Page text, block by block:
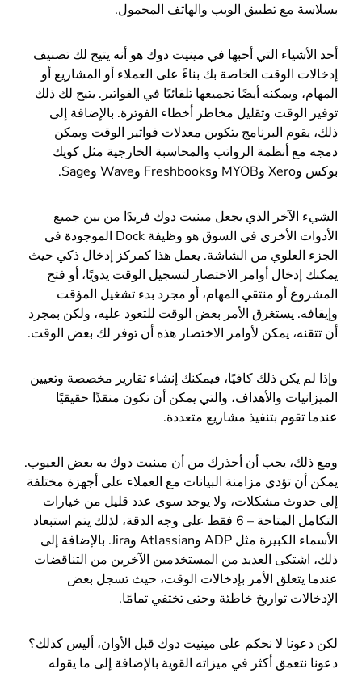
بسلاسة مع تطبيق الويب والهاتف المحمول.
أحد الأشياء التي أحبها في مينيت دوك هو أنه يتيح لك تصنيف
إدخالات الوقت الخاصة بك بناءً على العملاء أو المشاريع أو
المهام، ويمكنه أيضًا تجميعها تلقائيًا في الفواتير. يتيح لك ذلك
توفير الوقت وتقليل مخاطر أخطاء الفوترة. بالإضافة إلى
ذلك، يقوم البرنامج بتكوين معدلات فواتير الوقت ويمكن
دمجه مع أنظمة الرواتب والمحاسبة الخارجية مثل كويك
بوكس وXero وMYOB وFreshbooks وWave وSage.
الشيء الآخر الذي يجعل مينيت دوك فريدًا من بين جميع
الأدوات الأخرى في السوق هو وظيفة Dock الموجودة في
الجزء العلوي من الشاشة. يعمل هذا كمركز إدخال ذكي حيث
يمكنك إدخال أوامر الاختصار لتسجيل الوقت يدويًا، أو فتح
المشروع أو منتقي المهام، أو مجرد بدء تشغيل المؤقت
وإيقافه. يستغرق الأمر بعض الوقت للتعود عليه، ولكن بمجرد
أن تتقنه، يمكن لأوامر الاختصار هذه أن توفر لك بعض الوقت.
وإذا لم يكن ذلك كافيًا، فيمكنك إنشاء تقارير مخصصة وتعيين
الميزانيات والأهداف، والتي يمكن أن تكون منقذًا حقيقيًا
عندما تقوم بتنفيذ مشاريع متعددة.
ومع ذلك، يجب أن أحذرك من أن مينيت دوك به بعض العيوب.
يمكن أن تؤدي مزامنة البيانات مع العملاء على أجهزة مختلفة
إلى حدوث مشكلات، ولا يوجد سوى عدد قليل من خيارات
التكامل المتاحة – 6 فقط على وجه الدقة، لذلك يتم استبعاد
الأسماء الكبيرة مثل ADP وAtlassian وJira. بالإضافة إلى
ذلك، اشتكى العديد من المستخدمين الآخرين من التناقضات
عندما يتعلق الأمر بإدخالات الوقت، حيث تسجل بعض
الإدخالات تواريخ خاطئة وحتى تختفي تمامًا.
لكن دعونا لا نحكم على مينيت دوك قبل الأوان، أليس كذلك؟
دعونا نتعمق أكثر في ميزاته القوية بالإضافة إلى ما يقوله